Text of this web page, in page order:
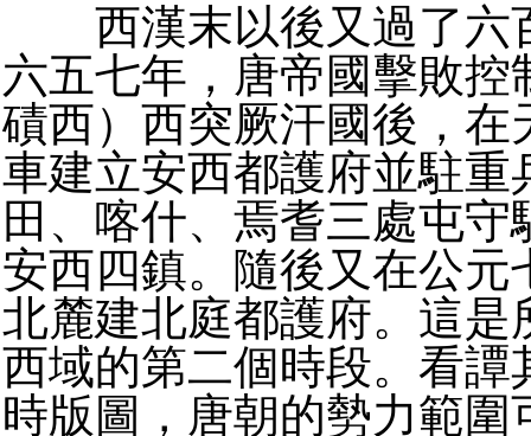
西漢末以後又過了六
六五七年，唐帝國擊敗控
磧西）西突厥汗國後，在
車建立安西都護府並駐重
田、喀什、焉耆三處屯守
安西四鎮。隨後又在公元
北麓建北庭都護府。這是
西域的第二個時段。看譚
時版圖，唐朝的勢力範圍